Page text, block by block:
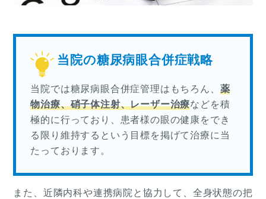
当院の糖尿病眼合併症戦略
当院では糖尿病眼合併症管理はもちろん、 薬
物治療、硝子体注射、レーザー治療などを積
極的に行っており、患者様の眼の健康をでき
る限り維持するという目標を掲げて治療に当
たっております。
また、近隣内科や連携病院と協力して、全身状態の把